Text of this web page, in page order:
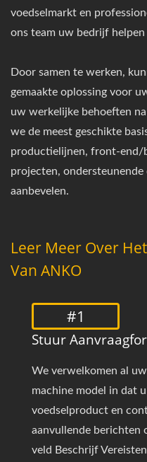
voedselmarkt en
ons team uw bedrijf
Door samen te werken,
gemaakte oplossing voor
uw werkelijke behoeften
we de meest geschikte
productielijnen, front-end/
projecten,
aanbevelen.
Leer Meer Over
Van ANKO
#1
Stuur
We verwelkomen al
machine model in dat
voedselproduct en
aanvullende berichten
veld Beschrijf